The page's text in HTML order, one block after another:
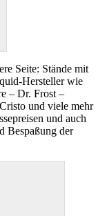
Seite: Stände mit
Hersteller wie
– Dr. Frost –
und viele mehr
und auch
Bespaßung der